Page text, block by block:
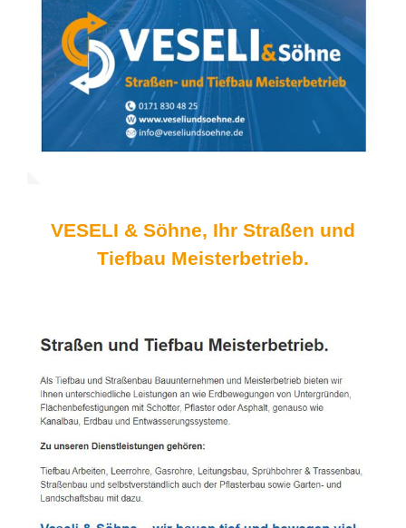
VESELI & Söhne, Ihr Straßen und
Tiefbau Meisterbetrieb.